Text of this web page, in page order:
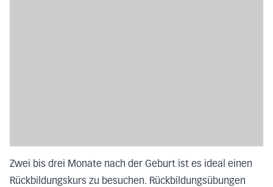
Zwei bis drei Monate nach der Geburt ist es ideal einen
Rückbildungskurs zu besuchen. Rückbildungsübungen